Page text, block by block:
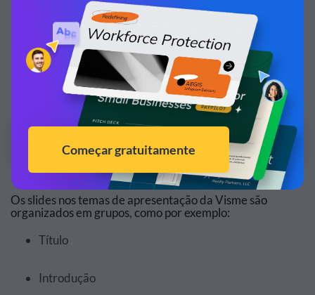
Personalize este modelo de apresentação e deixe
ele com a sua cara!
Editar e Baixar
Os slides nos temas de apresentação da Visme são
organizados em grupos, como por exemplo:
Título
Introdução